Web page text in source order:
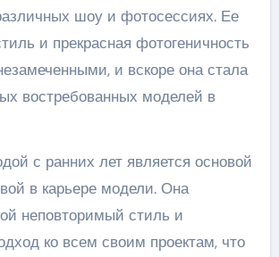
шоу и фотосессиях. Ее
и прекрасная фотогеничность
и вскоре она стала
востребованных моделей в
с ранних лет является основой
в карьере модели. Она
неповторимый стиль и
ко всем своим проектам, что